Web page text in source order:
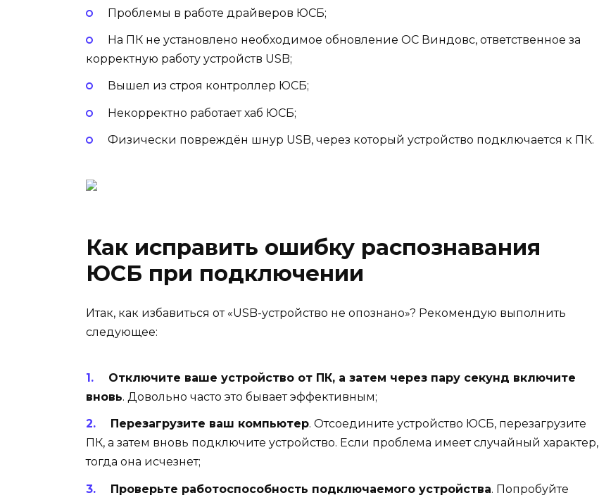
Проблемы в работе драйверов ЮСБ;
На ПК не установлено необходимое обновление ОС Виндовс, ответственное за
корректную работу устройств USB;
Вышел из строя контроллер ЮСБ;
Некорректно работает хаб ЮСБ;
Физически повреждён шнур USB, через который устройство подключается к ПК.
Как исправить ошибку распознавания
ЮСБ при подключении
Итак, как избавиться от «USB-устройство не опознано»? Рекомендую выполнить
следующее:
Отключите ваше устройство от ПК, а затем через пару секунд включите
вновь. Довольно часто это бывает эффективным;
Перезагрузите ваш компьютер. Отсоедините устройство ЮСБ, перезагрузите
ПК, а затем вновь подключите устройство. Если проблема имеет случайный характер,
тогда она исчезнет;
Проверьте работоспособность подключаемого устройства. Попробуйте